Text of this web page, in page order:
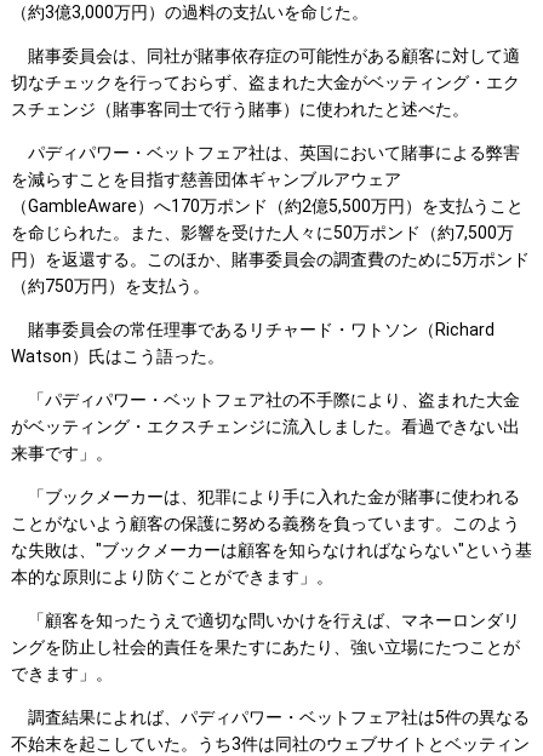
（約3億3,000万円）の過料の支払いを命じた。
賭事委員会は、同社が賭事依存症の可能性がある顧客に対して適
切なチェックを行っておらず、盗まれた大金がベッティング・エク
スチェンジ（賭事客同士で行う賭事）に使われたと述べた。
パディパワー・ベットフェア社は、英国において賭事による弊害
を減らすことを目指す慈善団体ギャンブルアウェア
（GambleAware）へ170万ポンド（約2億5,500万円）を支払うこと
を命じられた。また、影響を受けた人々に50万ポンド（約7,500万
円）を返還する。このほか、賭事委員会の調査費のために5万ポンド
（約750万円）を支払う。
賭事委員会の常任理事であるリチャード・ワトソン（Richard
Watson）氏はこう語った。
「パディパワー・ベットフェア社の不手際により、盗まれた大金
がベッティング・エクスチェンジに流入しました。看過できない出
来事です」。
「ブックメーカーは、犯罪により手に入れた金が賭事に使われる
ことがないよう顧客の保護に努める義務を負っています。このよう
な失敗は、"ブックメーカーは顧客を知らなければならない"という基
本的な原則により防ぐことができます」。
「顧客を知ったうえで適切な問いかけを行えば、マネーロンダリ
ングを防止し社会的責任を果たすにあたり、強い立場にたつことが
できます」。
調査結果によれば、パディパワー・ベットフェア社は5件の異なる
不始末を起こしていた。うち3件は同社のウェブサイトとベッティン